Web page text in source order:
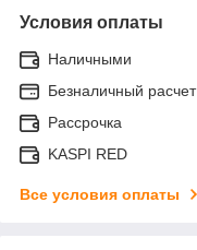
Условия оплаты
Наличными
Безналичный расчет
Рассрочка
KASPI RED
Все условия оплаты